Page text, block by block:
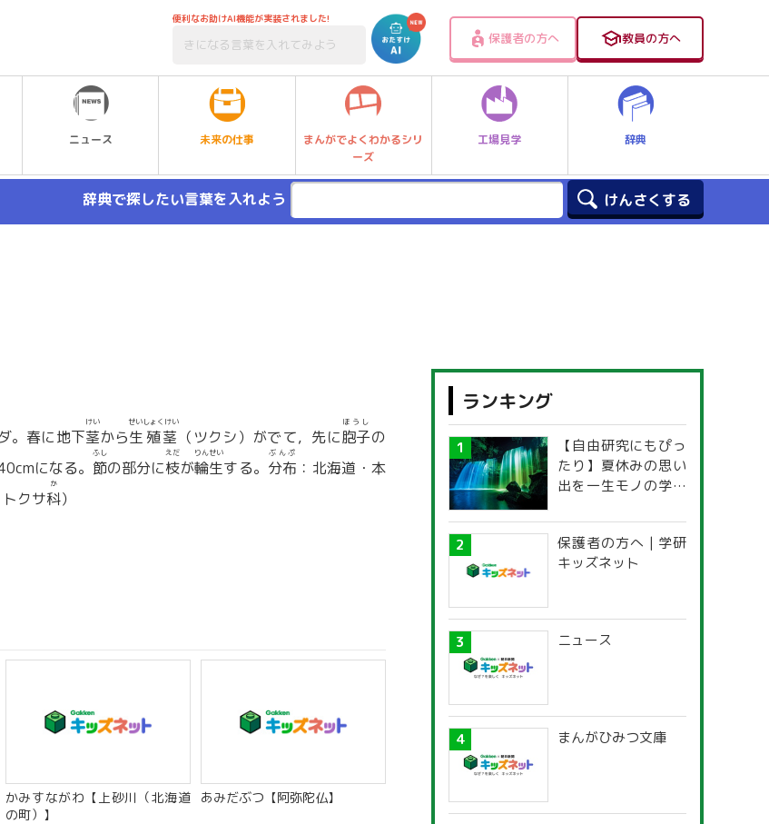
便利なお助けAI機能が実装されました!
保護者の方へ 教員の方へ
ニュース 未来の仕事
まんがでよくわかるシリ
ーズ
工場見学 辞典
辞典で探したい言葉を入れよう
。春に地下茎
けい
から生殖茎
せいしょくけい
（ツクシ）がでて，先に胞子
ほうし
の
になる。 節
ふし
の部分に枝
えだ
が輪生
りんせい
する。 分布
ぶんぷ
：北海道・本
トクサ科
か
）
かみすながわ【上砂川（北海道
の町）】
あみだぶつ【阿弥陀仏】
ランキング
【自由研究にもぴっ
たり】夏休みの思い
出を一生モノの学び
探究ガイド
保護者の方へ | 学研
キッズネット
ニュース
まんがひみつ文庫